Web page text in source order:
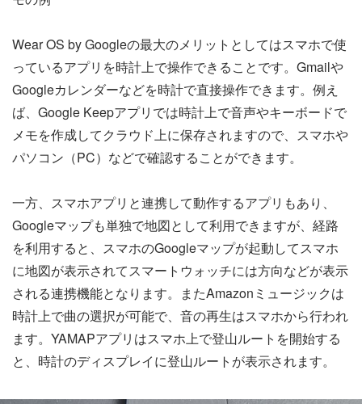
Wear OS by Googleの最大のメリットとしてはスマホで使
っているアプリを時計上で操作できることです。Gmailや
Googleカレンダーなどを時計で直接操作できます。例え
ば、Google Keepアプリでは時計上で音声やキーボードで
メモを作成してクラウド上に保存されますので、スマホや
パソコン（PC）などで確認することができます。
一方、スマホアプリと連携して動作するアプリもあり、
Googleマップも単独で地図として利用できますが、経路
を利用すると、スマホのGoogleマップが起動してスマホ
に地図が表示されてスマートウォッチには方向などが表示
される連携機能となります。またAmazonミュージックは
時計上で曲の選択が可能で、音の再生はスマホから行われ
ます。YAMAPアプリはスマホ上で登山ルートを開始する
と、時計のディスプレイに登山ルートが表示されます。